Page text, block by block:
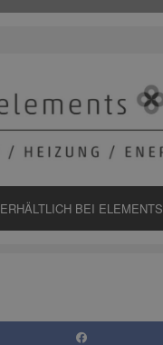
ERHÄLTLICH BEI ELEMENTS